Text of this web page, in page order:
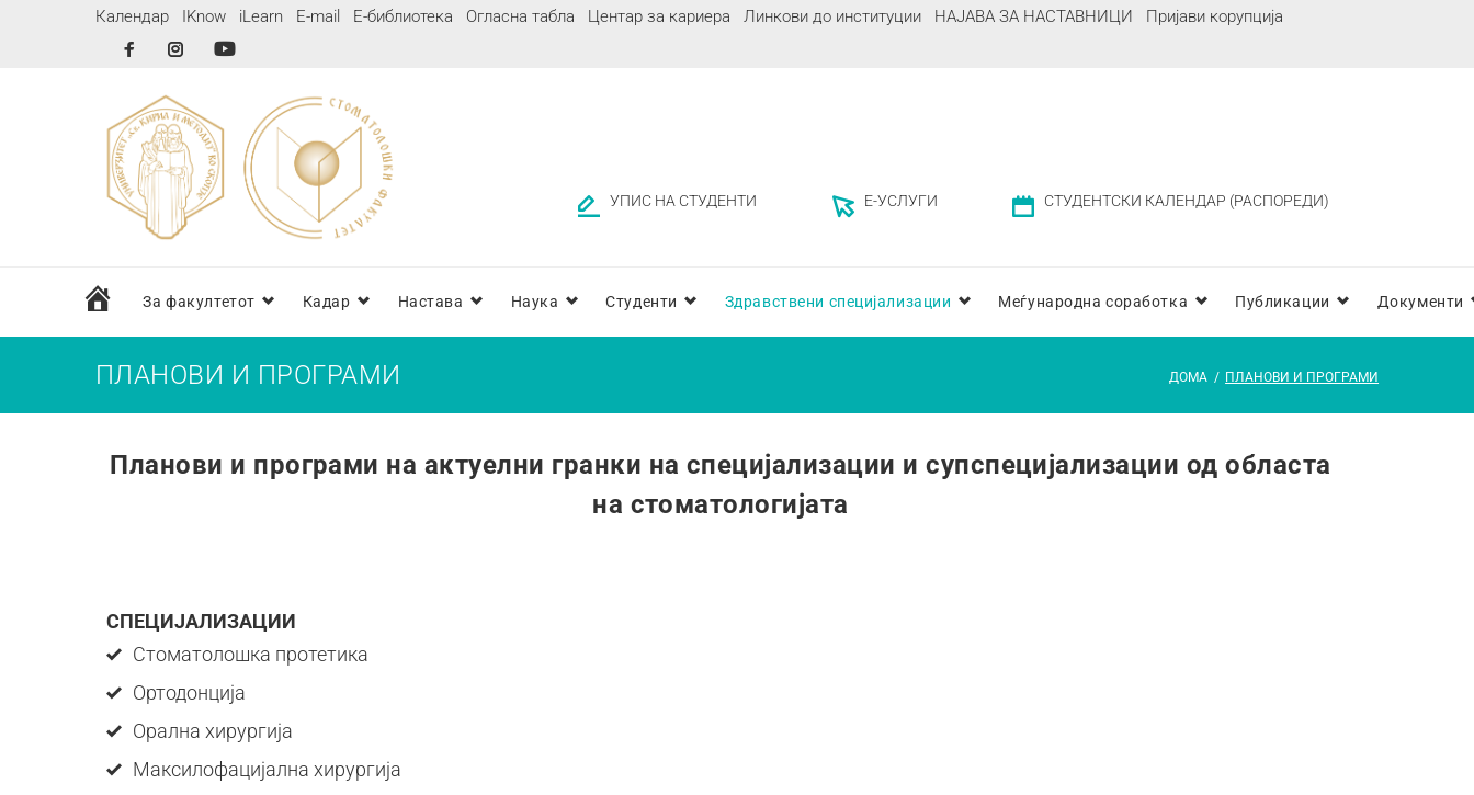
Календар IKnow iLearn E-mail Е-библиотека Огласна табла Центар за кариера Линкови до институции НАЈАВА ЗА НАСТАВНИЦИ Пријави корупција
УПИС НА СТУДЕНТИ Е-УСЛУГИ СТУДЕНТСКИ КАЛЕНДАР (РАСПОРЕДИ)
домаЗа факултетот Кадар Настава Наука Студенти Здравствени специјализации Меѓународна соработка Публикации Документи
ПЛАНОВИ И ПРОГРАМИ ДОМА / ПЛАНОВИ И ПРОГРАМИ
Планови и програми на актуелни гранки на специјализации и супспецијализации од областа
на стоматологијата
СПЕЦИЈАЛИЗАЦИИ
Стоматолошка протетика
Ортодонција
Орална хирургија
Максилофацијална хирургија